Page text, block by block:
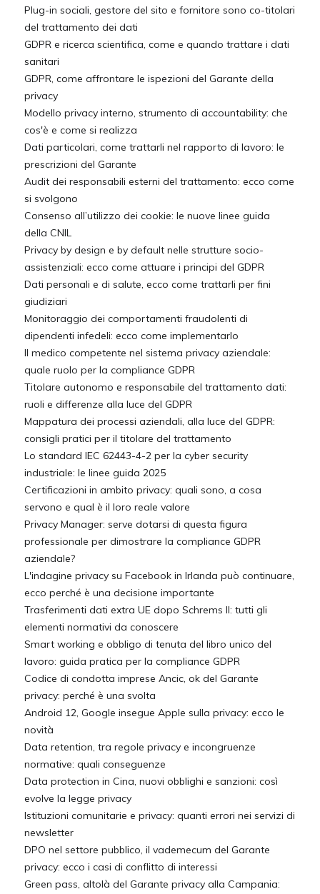
Plug-in sociali, gestore del sito e fornitore sono co-titolari
del trattamento dei dati
GDPR e ricerca scientifica, come e quando trattare i dati
sanitari
GDPR, come affrontare le ispezioni del Garante della
privacy
Modello privacy interno, strumento di accountability: che
cos'è e come si realizza
Dati particolari, come trattarli nel rapporto di lavoro: le
prescrizioni del Garante
Audit dei responsabili esterni del trattamento: ecco come
si svolgono
Consenso all’utilizzo dei cookie: le nuove linee guida
della CNIL
Privacy by design e by default nelle strutture socio-
assistenziali: ecco come attuare i principi del GDPR
Dati personali e di salute, ecco come trattarli per fini
giudiziari
Monitoraggio dei comportamenti fraudolenti di
dipendenti infedeli: ecco come implementarlo
Il medico competente nel sistema privacy aziendale:
quale ruolo per la compliance GDPR
Titolare autonomo e responsabile del trattamento dati:
ruoli e differenze alla luce del GDPR
Mappatura dei processi aziendali, alla luce del GDPR:
consigli pratici per il titolare del trattamento
Lo standard IEC 62443-4-2 per la cyber security
industriale: le linee guida 2025
Certificazioni in ambito privacy: quali sono, a cosa
servono e qual è il loro reale valore
Privacy Manager: serve dotarsi di questa figura
professionale per dimostrare la compliance GDPR
aziendale?
L'indagine privacy su Facebook in Irlanda può continuare,
ecco perché è una decisione importante
Trasferimenti dati extra UE dopo Schrems II: tutti gli
elementi normativi da conoscere
Smart working e obbligo di tenuta del libro unico del
lavoro: guida pratica per la compliance GDPR
Codice di condotta imprese Ancic, ok del Garante
privacy: perché è una svolta
Android 12, Google insegue Apple sulla privacy: ecco le
novità
Data retention, tra regole privacy e incongruenze
normative: quali conseguenze
Data protection in Cina, nuovi obblighi e sanzioni: così
evolve la legge privacy
Istituzioni comunitarie e privacy: quanti errori nei servizi di
newsletter
DPO nel settore pubblico, il vademecum del Garante
privacy: ecco i casi di conflitto di interessi
Green pass, altolà del Garante privacy alla Campania: